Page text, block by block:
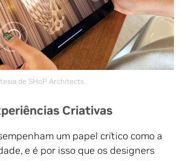
de SHoP Architects.
Criativas
um papel crítico como a
e é por isso que os designers